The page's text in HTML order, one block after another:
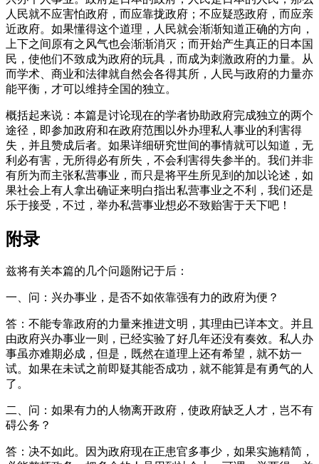
人民就不应害怕政府，而应靠拢政府；不应疑惑政府，而应亲
近政府。如果懂得这个道理，人民就会渐渐知道正确的方向，
上下之间原有之风气也会渐渐消灭；而开始产生真正的日本国
民，使他们不致成为政府的玩具，而成为刺激政府的力量。从
而学术、商业和法律就自然会各得其所，人民与政府的力量亦
能平衡，才可以维持全国的独立。
概括起来说：本篇是讨论现在的学者协助政府完成独立的两个
途径，即参加政府和在政府范围以外办理私人事业的利害得
失，并且赞成后者。如果详细研究世间的事情就可以知道，无
利必有害，无所得必有所失，不会利害得失参半的。我们并非
有所为而主张私营事业，而只是将平生所见到的加以论述，如
果社会上有人拿出确证来明白指出私营事业之不利，我们还是
乐于接受，不过，举办私营事业想必不致贻害于天下吧！
附录
兹将有关本篇的几个问题附记于后：
一、问：兴办事业，是否不如依靠强有力的政府为便？
答：不能专靠政府的力量来推进文明，其理由已详本文。并且
由政府兴办事业一则，已经实验了好几年还没有奏效。私人办
事虽亦难期必成，但是，既然在道理上还有希望，就不妨一
试。如果在未试之前即疑其能否成功，就不能算是有勇气的人
了。
二、问：如果有力的人物离开政府，使政府缺乏人才，岂不有
碍公务？
答：决不如此。因为政府现在正患官多事少，如果实施精简，